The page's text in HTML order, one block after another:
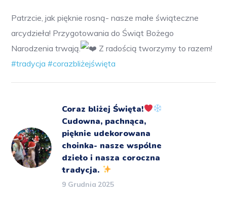
Patrzcie, jak pięknie rosną- nasze małe świąteczne
arcydzieła! Przygotowania do Świąt Bożego
Narodzenia trwają.
Z radością tworzymy to razem!
#tradycja #corazbliżejświęta
Coraz bliżej Święta!
Cudowna, pachnąca,
pięknie udekorowana
choinka- nasze wspólne
dzieło i nasza coroczna
tradycja.
9 Grudnia 2025